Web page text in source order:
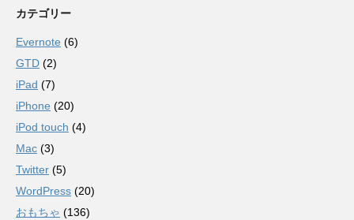
カテゴリー
Evernote (6)
GTD (2)
iPad (7)
iPhone (20)
iPod touch (4)
Mac (3)
Twitter (5)
WordPress (20)
おもちゃ (136)